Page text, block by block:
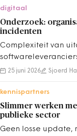
digitaal
Onderzoek:
incidenten
Complexiteit van
toevoegen aan
25 juni 2026 Sjoerd
kennispartners
Slimmer werken
publieke sector
Geen losse update,